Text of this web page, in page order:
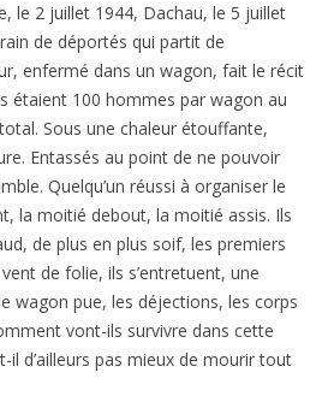
le 2 juillet 1944, Dachau, le 5 juillet
de déportés qui partit de
enfermé dans un wagon, fait le récit
étaient 100 hommes par wagon au
Sous une chaleur étouffante,
Entassés au point de ne pouvoir
Quelqu’un réussi à organiser le
la moitié debout, la moitié assis. Ils
de plus en plus soif, les premiers
de folie, ils s’entretuent, une
wagon pue, les déjections, les corps
vont-ils survivre dans cette
il d’ailleurs pas mieux de mourir tout